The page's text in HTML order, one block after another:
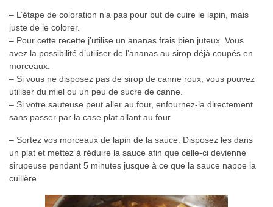
– L’étape de coloration n’a pas pour but de cuire le lapin, mais
juste de le colorer.
– Pour cette recette j’utilise un ananas frais bien juteux. Vous
avez la possibilité d’utiliser de l’ananas au sirop déjà coupés en
morceaux.
– Si vous ne disposez pas de sirop de canne roux, vous pouvez
utiliser du miel ou un peu de sucre de canne.
– Si votre sauteuse peut aller au four, enfournez-la directement
sans passer par la case plat allant au four.
– Sortez vos morceaux de lapin de la sauce. Disposez les dans
un plat et mettez à réduire la sauce afin que celle-ci devienne
sirupeuse pendant 5 minutes jusque à ce que la sauce nappe la
cuillère